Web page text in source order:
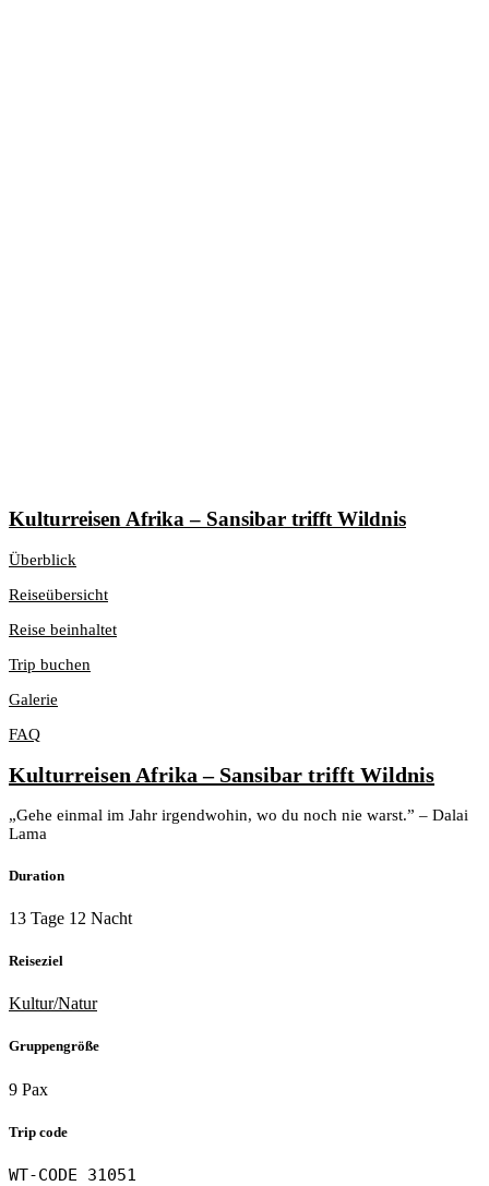
Kulturreisen Afrika – Sansibar trifft Wildnis
Überblick
Reiseübersicht
Reise beinhaltet
Trip buchen
Galerie
FAQ
Kulturreisen Afrika – Sansibar trifft Wildnis
„Gehe einmal im Jahr irgendwohin, wo du noch nie warst.” – Dalai
Lama
Duration
13 Tage 12 Nacht
Reiseziel
Kultur/Natur
Gruppengröße
9 Pax
Trip code
WT-CODE 31051